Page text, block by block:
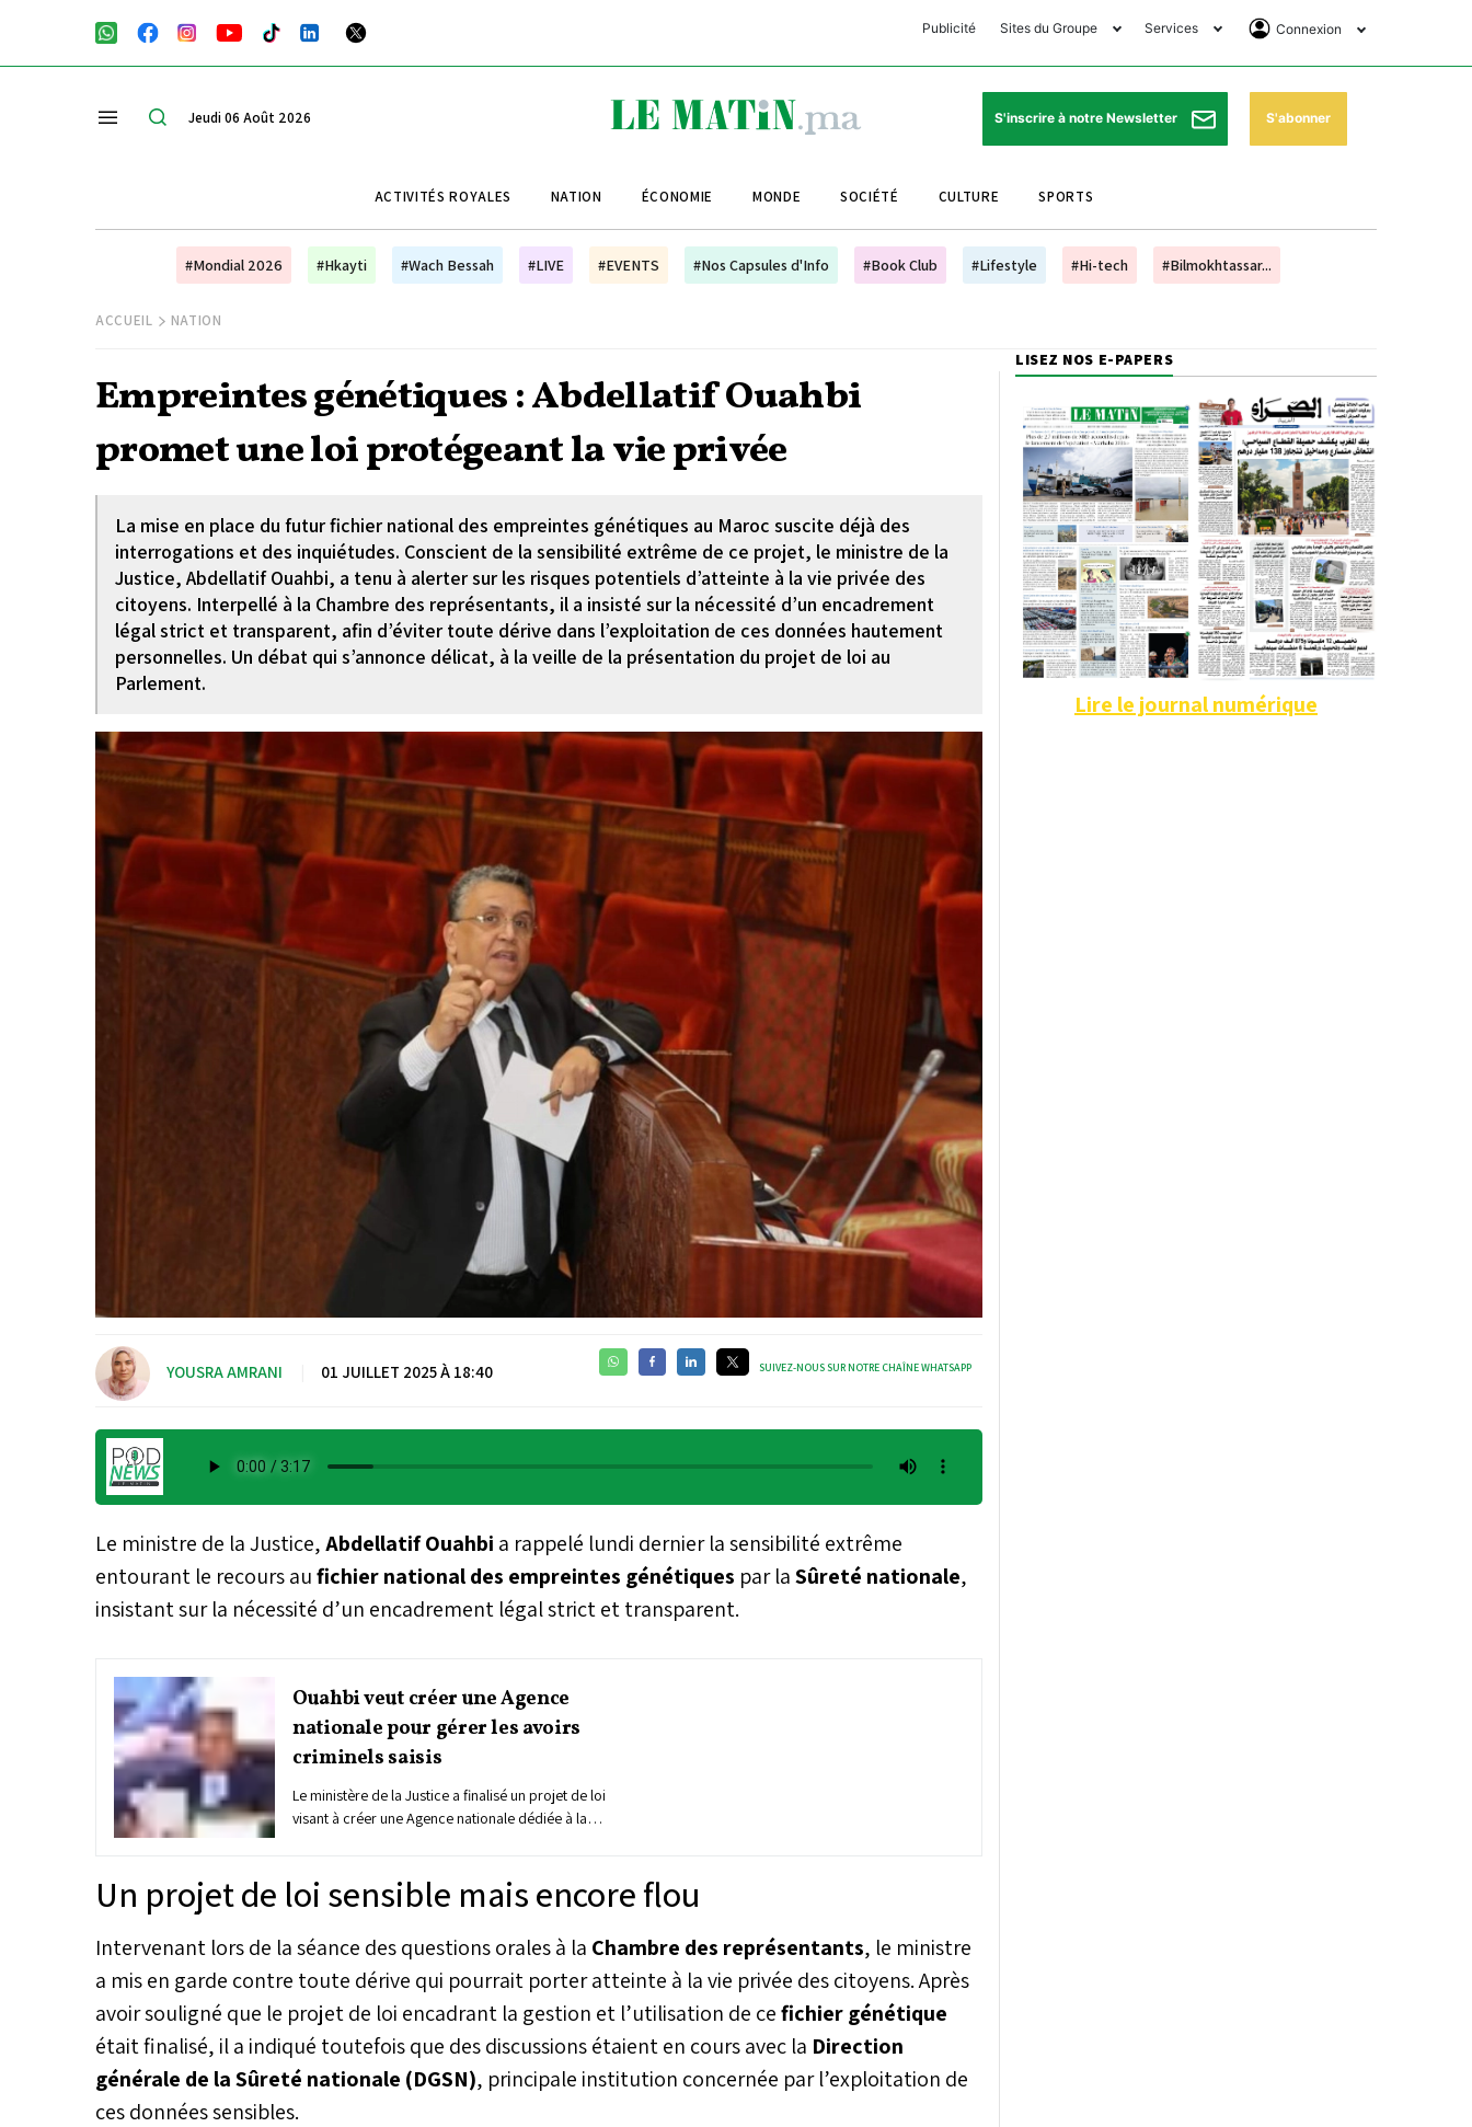
Publicité Sites du Groupe
Club Avantages
Le Matin Sports
Le Matin Store
Le Matin Annonces
Morocco Today Forum
Bookclub
Services
Horaires de prières
Pharmacies de garde
Programme TV
Cinéma
Connexion
Se Connecter
Abonnement
Jeudi 06 Août 2026 S'inscrire à notre Newsletter S'abonner
ACTIVITÉS ROYALES NATION ÉCONOMIE MONDE SOCIÉTÉ CULTURE SPORTS
#Mondial 2026 #Hkayti #Wach Bessah #LIVE #EVENTS #Nos Capsules d'Info #Book Club #Lifestyle #Hi-tech #Bilmokhtassar...
ACCUEIL NATION
Empreintes génétiques : Abdellatif Ouahbi
promet une loi protégeant la vie privée
La mise en place du futur fichier national des empreintes génétiques au Maroc suscite déjà des
interrogations et des inquiétudes. Conscient de la sensibilité extrême de ce projet, le ministre de la
Justice, Abdellatif Ouahbi, a tenu à alerter sur les risques potentiels d’atteinte à la vie privée des
citoyens. Interpellé à la Chambre des représentants, il a insisté sur la nécessité d’un encadrement
légal strict et transparent, afin d’éviter toute dérive dans l’exploitation de ces données hautement
personnelles. Un débat qui s’annonce délicat, à la veille de la présentation du projet de loi au
Parlement.
YOUSRA AMRANI 01 JUILLET 2025 À 18:40 SUIVEZ-NOUS SUR NOTRE CHAÎNE WHATSAPP
Le ministre de la Justice,Abdellatif Ouahbi a rappelé lundi dernier la sensibilité extrême
entourant le recours aufichier national des empreintes génétiques par laSûreté nationale,
insistant sur la nécessité d’un encadrement légal strict et transparent.
Ouahbi veut créer une Agence
nationale pour gérer les avoirs
criminels saisis
Le ministère de la Justice a finalisé un projet de loi
visant à créer une Agence nationale dédiée à la
les insuffisances actuelles en matière de suivi, de
contrôle et de confiscation des avoirs issus d’activités
criminelles.
Un projet de loi sensible mais encore flou
Intervenant lors de la séance des questions orales à la Chambre des représentants, le ministre
a mis en garde contre toute dérive qui pourrait porter atteinte à la vie privée des citoyens. Après
avoir souligné que le projet de loi encadrant la gestion et l’utilisation de cefichier génétique
était finalisé, il a indiqué toutefois que des discussions étaient en cours avec la Direction
générale de la Sûreté nationale (DGSN), principale institution concernée par l’exploitation de
ces données sensibles.
LISEZ NOS E-PAPERS
Lire le journal numérique